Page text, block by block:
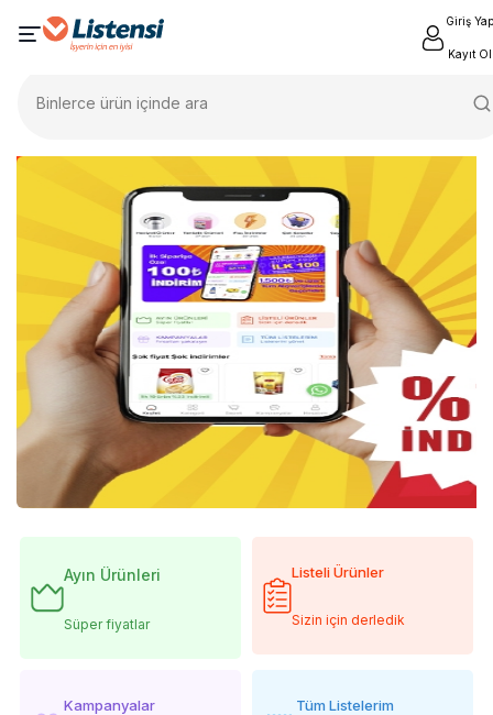
Giriş Yap
Kayıt Ol
Binlerce ürün içinde ara
Ayın Ürünleri
Süper fiyatlar
Listeli Ürünler
Sizin için derledik
Kampanyalar Tüm Listelerim